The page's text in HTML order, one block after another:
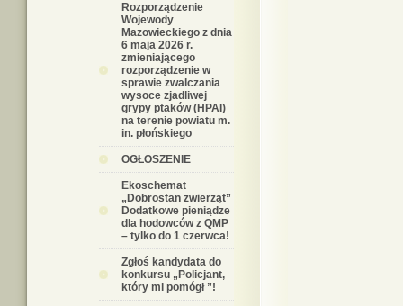
Rozporządzenie
Wojewody
Mazowieckiego z dnia
6 maja 2026 r.
zmieniającego
rozporządzenie w
sprawie zwalczania
wysoce zjadliwej
grypy ptaków (HPAI)
na terenie powiatu m.
in. płońskiego
OGŁOSZENIE
Ekoschemat
„Dobrostan zwierząt”
Dodatkowe pieniądze
dla hodowców z QMP
– tylko do 1 czerwca!
Zgłoś kandydata do
konkursu „Policjant,
który mi pomógł ”!